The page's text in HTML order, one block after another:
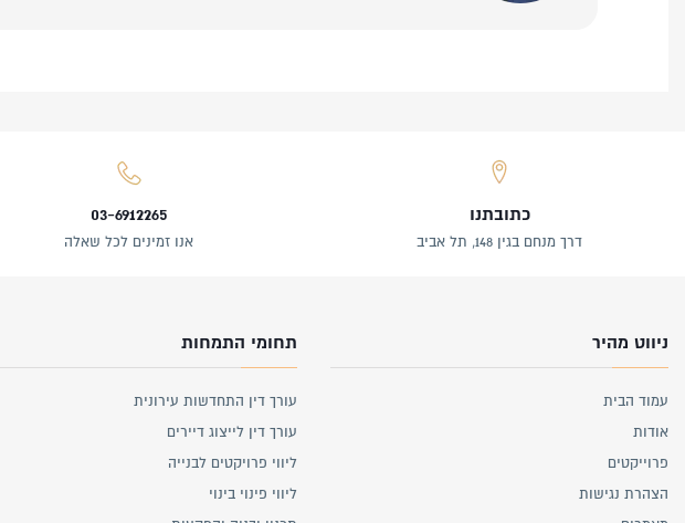
כתובתנו
דרך מנחם בגין 148, תל אביב
03-6912265
אנו זמינים לכל שאלה
ניווט מהיר
עמוד הבית
אודות
פרוייקטים
הצהרת נגישות
תחומי התמחות
עורך דין התחדשות עירונית
עורך דין לייצוג דיירים
ליווי פרויקטים לבנייה
ליווי פינוי בינוי